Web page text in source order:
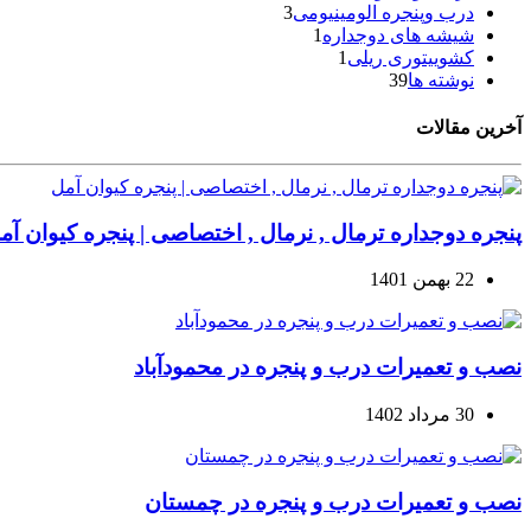
درب وپنجره الومینیومی3
شیشه های دوجداره 1
کشوییتوری ریلی 1
نوشته ها39
آخرین مقالات
پنجره دوجداره ترمال , نرمال , اختصاصی | پنجره کیوان
22 بهمن 1401
نصب و تعمیرات درب و پنجره در محمودآباد
30 مرداد 1402
نصب و تعمیرات درب و پنجره در چمستان